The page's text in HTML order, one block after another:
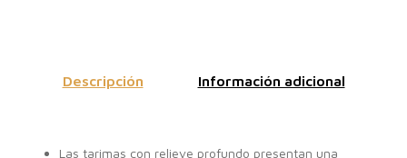
Descripción Información adicional
Las tarimas con relieve profundo presentan una